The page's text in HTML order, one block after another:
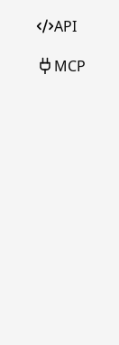
API
MCP